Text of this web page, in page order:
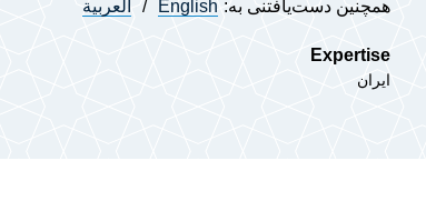
همچنین دست‌یافتنی به: English العربية
Expertise
ایران